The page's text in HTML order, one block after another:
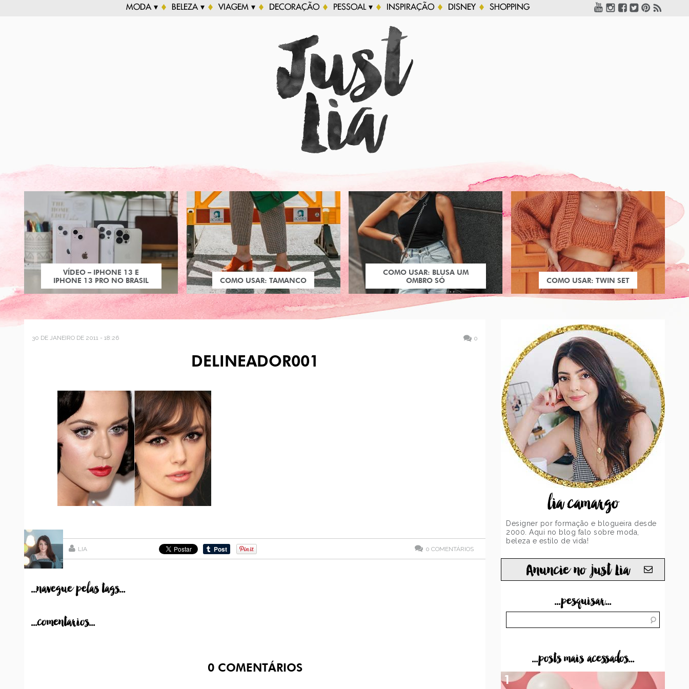
MODA ▾ BELEZA ▾ VIAGEM ▾ DECORAÇÃO PESSOAL ▾ INSPIRAÇÃO DISNEY SHOPPING
VÍDEO – IPHONE 13 E
IPHONE 13 PRO NO BRASIL
COMO USAR: TAMANCO
COMO USAR: BLUSA UM
OMBRO SÓ
COMO USAR: TWIN SET
30 DE JANEIRO DE 2011 - 18:26 0
DELINEADOR001
LIA 0 COMENTÁRIOS
...navegue pelas tags...
...comentarios...
0COMENTÁRIOS
lia camargo
Designer por formação e blogueira desde
2000. Aqui no blog falo sobre moda,
beleza e estilo de vida!
Anuncie no just Lia
...pesquisar...
...posts mais acessados...
1